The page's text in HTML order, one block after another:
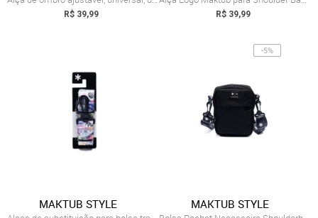
R$ 39,99 R$ 39,99
MAKTUB STYLE
-5%
MAKTUB STYLE